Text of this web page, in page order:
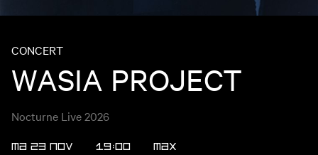
CONCERT
WASIA PROJECT
Nocturne Live 2026
MA 23 NOV 19:00 MAX